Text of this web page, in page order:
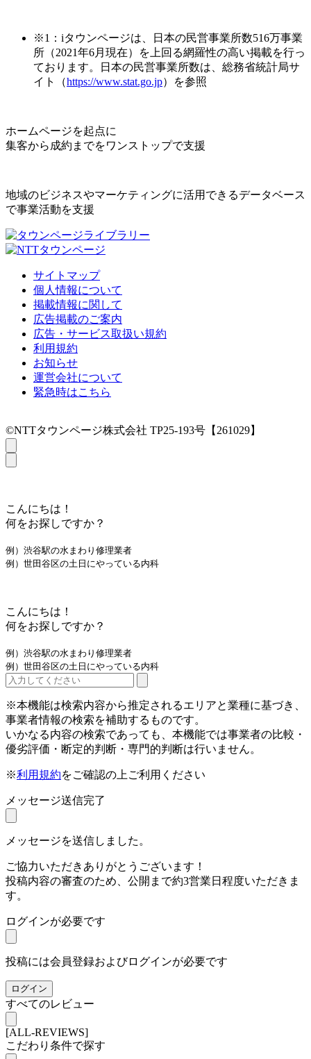
※1：iタウンページは、日本の民営事業所数516万事業
所（2021年6月現在）を上回る網羅性の高い掲載を行っ
ております。日本の民営事業所数は、総務省統計局サ
イト（https://www.stat.go.jp）を参照
ホームページを起点に
集客から成約までをワンストップで支援
地域のビジネスやマーケティングに活用できるデータベース
で事業活動を支援
サイトマップ
個人情報について
掲載情報に関して
広告掲載のご案内
広告・サービス取扱い規約
利用規約
お知らせ
運営会社について
緊急時はこちら
©NTTタウンページ株式会社 TP25-193号【261029】
こんにちは！
何をお探しですか？
例）渋谷駅の水まわり修理業者
例）世田谷区の土日にやっている内科
こんにちは！
何をお探しですか？
例）渋谷駅の水まわり修理業者
例）世田谷区の土日にやっている内科
※本機能は検索内容から推定されるエリアと業種に基づき、
事業者情報の検索を補助するものです。
いかなる内容の検索であっても、本機能では事業者の比較・
優劣評価・断定的判断・専門的判断は行いません。
※利用規約をご確認の上ご利用ください
メッセージ送信完了
メッセージを送信しました。
ご協力いただきありがとうございます！
投稿内容の審査のため、公開まで約3営業日程度いただきま
す。
ログインが必要です
投稿には会員登録およびログインが必要です
ログイン
すべてのレビュー
[ALL-REVIEWS]
こだわり条件で探す